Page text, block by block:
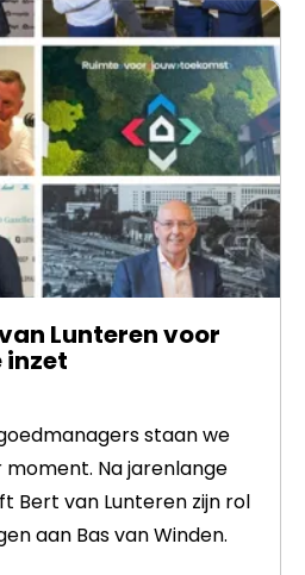
Lunteren voor
inzet
staan we
moment. Na jarenlange
Bert van Lunteren zijn rol
aan Bas van Winden.